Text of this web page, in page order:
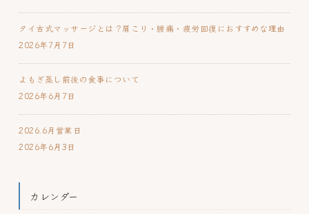
タイ古式マッサージとは？肩こり・腰痛・疲労回復におすすめな理由
2026年7月7日
よもぎ蒸し前後の食事について
2026年6月7日
2026.6月営業日
2026年6月3日
カレンダー